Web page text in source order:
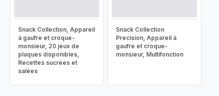
Snack Collection, Appareil
à gaufre et croque-
monsieur, 20 jeux de
plaques disponibles,
Recettes sucrées et
salées
Snack Collection
Precision, Appareil à
gaufre et croque-
monsieur, Multifonction